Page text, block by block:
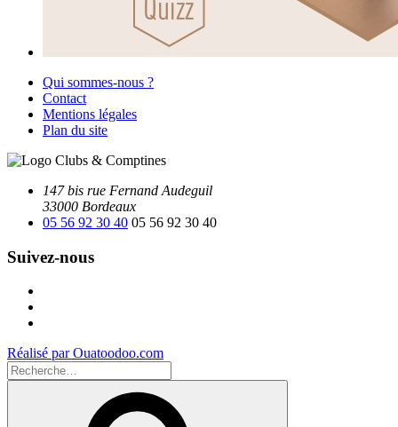
Qui sommes-nous ?
Contact
Mentions légales
Plan du site
147 bis rue Fernand Audeguil
33000 Bordeaux
05 56 92 30 40 05 56 92 30 40
Suivez-nous
Réalisé par Ouatoodoo.com
Recherche
pour